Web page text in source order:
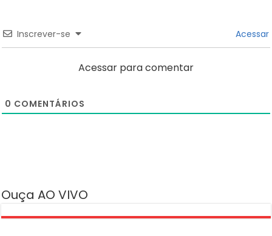
Inscrever-se Acessar
Acessar para comentar
0 COMENTÁRIOS
Ouça AO VIVO